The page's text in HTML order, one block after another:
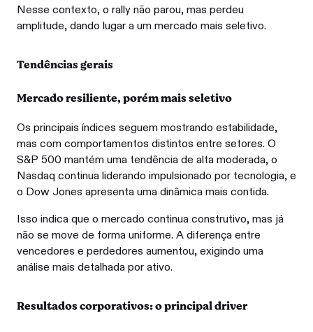
Nesse contexto, o rally não parou, mas perdeu
amplitude, dando lugar a um mercado mais seletivo.
Tendências gerais
Mercado resiliente, porém mais seletivo
Os principais índices seguem mostrando estabilidade,
mas com comportamentos distintos entre setores. O
S&P 500 mantém uma tendência de alta moderada, o
Nasdaq continua liderando impulsionado por tecnologia, e
o Dow Jones apresenta uma dinâmica mais contida.
Isso indica que o mercado continua construtivo, mas já
não se move de forma uniforme. A diferença entre
vencedores e perdedores aumentou, exigindo uma
análise mais detalhada por ativo.
Resultados corporativos: o principal driver